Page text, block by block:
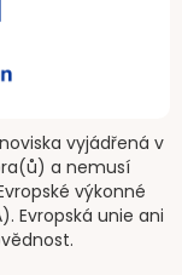
vyjádřená v
a nemusí
výkonné
Evropská unie ani